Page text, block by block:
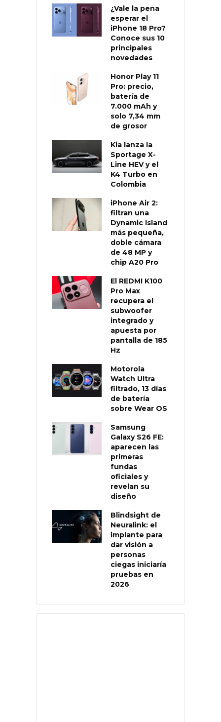
¿Vale la pena
esperar el
iPhone 18 Pro?
Conoce sus 10
principales
novedades
Honor Play 11
Pro: precio,
batería de
7.000 mAh y
solo 7,34 mm
de grosor
Kia lanza la
Sportage X-
Line HEV y el
K4 Turbo en
Colombia
iPhone Air 2:
filtran una
Dynamic Island
más pequeña,
doble cámara
de 48 MP y
chip A20 Pro
El REDMI K100
Pro Max
recupera el
subwoofer
integrado y
apuesta por
pantalla de 185
Hz
Motorola
Watch Ultra
filtrado, 13 días
de batería
sobre Wear OS
Samsung
Galaxy S26 FE:
aparecen las
primeras
fundas
oficiales y
revelan su
diseño
Blindsight de
Neuralink: el
implante para
dar visión a
personas
ciegas iniciaría
pruebas en
2026